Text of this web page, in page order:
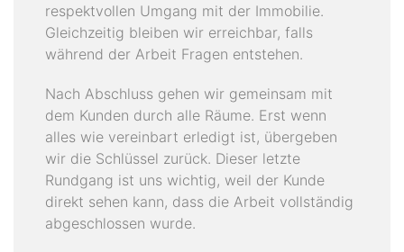
respektvollen Umgang mit der Immobilie.
Gleichzeitig bleiben wir erreichbar, falls
während der Arbeit Fragen entstehen.
Nach Abschluss gehen wir gemeinsam mit
dem Kunden durch alle Räume. Erst wenn
alles wie vereinbart erledigt ist, übergeben
wir die Schlüssel zurück. Dieser letzte
Rundgang ist uns wichtig, weil der Kunde
direkt sehen kann, dass die Arbeit vollständig
abgeschlossen wurde.